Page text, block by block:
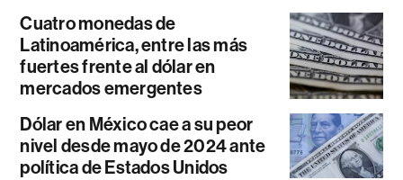
Cuatro monedas de
Latinoamérica, entre las más
fuertes frente al dólar en
mercados emergentes
Dólar en México cae a su peor
nivel desde mayo de 2024 ante
política de Estados Unidos